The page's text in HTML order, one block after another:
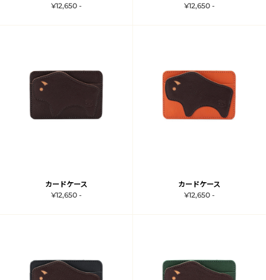
¥12,650 -
¥12,650 -
カードケース
¥12,650 -
カードケース
¥12,650 -